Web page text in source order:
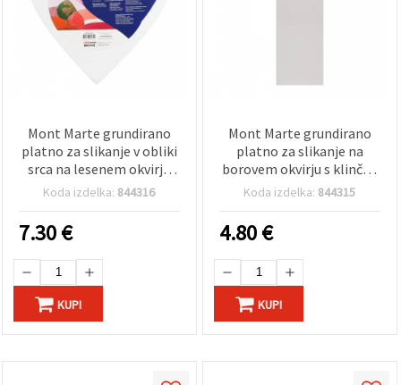
Mont Marte grundirano
platno za slikanje v obliki
srca na lesenem okvirju
30x30 cm
Koda izdelka: 844316
7.30€
KUPI
Mont Marte grundirano
platno za slikanje na
borovem okvirju s klinčki,
380 g, DT, 10.2 × 30.5 cm
Koda izdelka: 844315
4.80€
KUPI